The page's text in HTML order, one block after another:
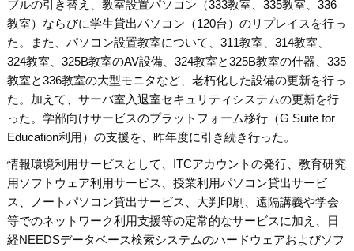
ブルの引き替え、教室設置パソコン（333教室、335教室、336
教室）ならびに学生貸出パソコン（120台）のリプレイスを行っ
た。また、パソコン設置教室について、311教室、314教室、
324教室、325B教室のAV設備、324教室と325B教室の什器、335
教室と336教室の大型モニタなど、老朽化した設備の更新を行っ
た。加えて、サーバ室入退室セキュリティシステムの更新を行
った。学部向けサービスのプラットフォーム移行（G Suite for
Education利用）の支援を、昨年度に引き続き行った。
情報環境利用サービスとして、ITCアカウントの発行、教育研究
用ソフトウェア利用サービス、授業利用パソコン貸出サービ
ス、ノートパソコン貸出サービス、大判印刷、遠隔講義や学会
等でのネットワーク利用支援等の定常的なサービスに加え、日
経NEEDSデータベース検索システムのハードウェアおよびソフ